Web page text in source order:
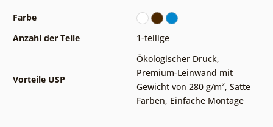
Farbe
Anzahl der Teile
1-teilige
Vorteile USP
Ökologischer Druck,
Premium-Leinwand mit
Gewicht von 280 g/m², Satte
Farben, Einfache Montage